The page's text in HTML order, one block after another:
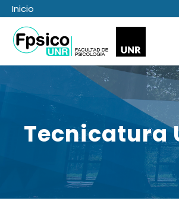
Inicio
Tecnicatura